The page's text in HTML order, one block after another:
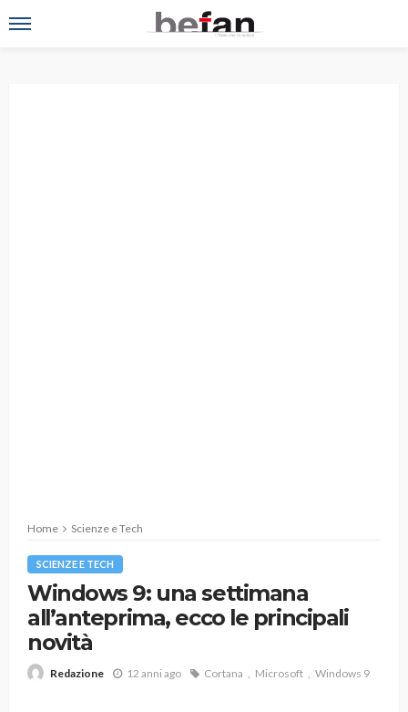
Home Scienze e Tech
SCIENZE E TECH
Windows 9: una settimana
all’anteprima, ecco le principali
novità
Redazione 12 anni ago Cortana Microsoft Windows 9